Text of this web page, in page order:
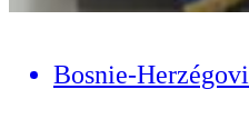
Bosnie-